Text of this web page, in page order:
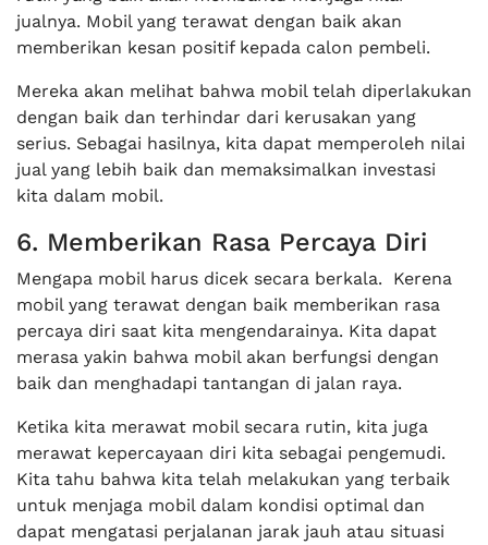
jualnya. Mobil yang terawat dengan baik akan
memberikan kesan positif kepada calon pembeli.
Mereka akan melihat bahwa mobil telah diperlakukan
dengan baik dan terhindar dari kerusakan yang
serius. Sebagai hasilnya, kita dapat memperoleh nilai
jual yang lebih baik dan memaksimalkan investasi
kita dalam mobil.
6. Memberikan Rasa Percaya Diri
Mengapa mobil harus dicek secara berkala. Kerena
mobil yang terawat dengan baik memberikan rasa
percaya diri saat kita mengendarainya. Kita dapat
merasa yakin bahwa mobil akan berfungsi dengan
baik dan menghadapi tantangan di jalan raya.
Ketika kita merawat mobil secara rutin, kita juga
merawat kepercayaan diri kita sebagai pengemudi.
Kita tahu bahwa kita telah melakukan yang terbaik
untuk menjaga mobil dalam kondisi optimal dan
dapat mengatasi perjalanan jarak jauh atau situasi